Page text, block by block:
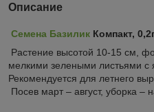
Описание
Семена Базилик Компакт,
Растение высотой 10-15 см,
мелкими зелеными листьями
Рекомендуется для летнего
Посев март – август, уборка –